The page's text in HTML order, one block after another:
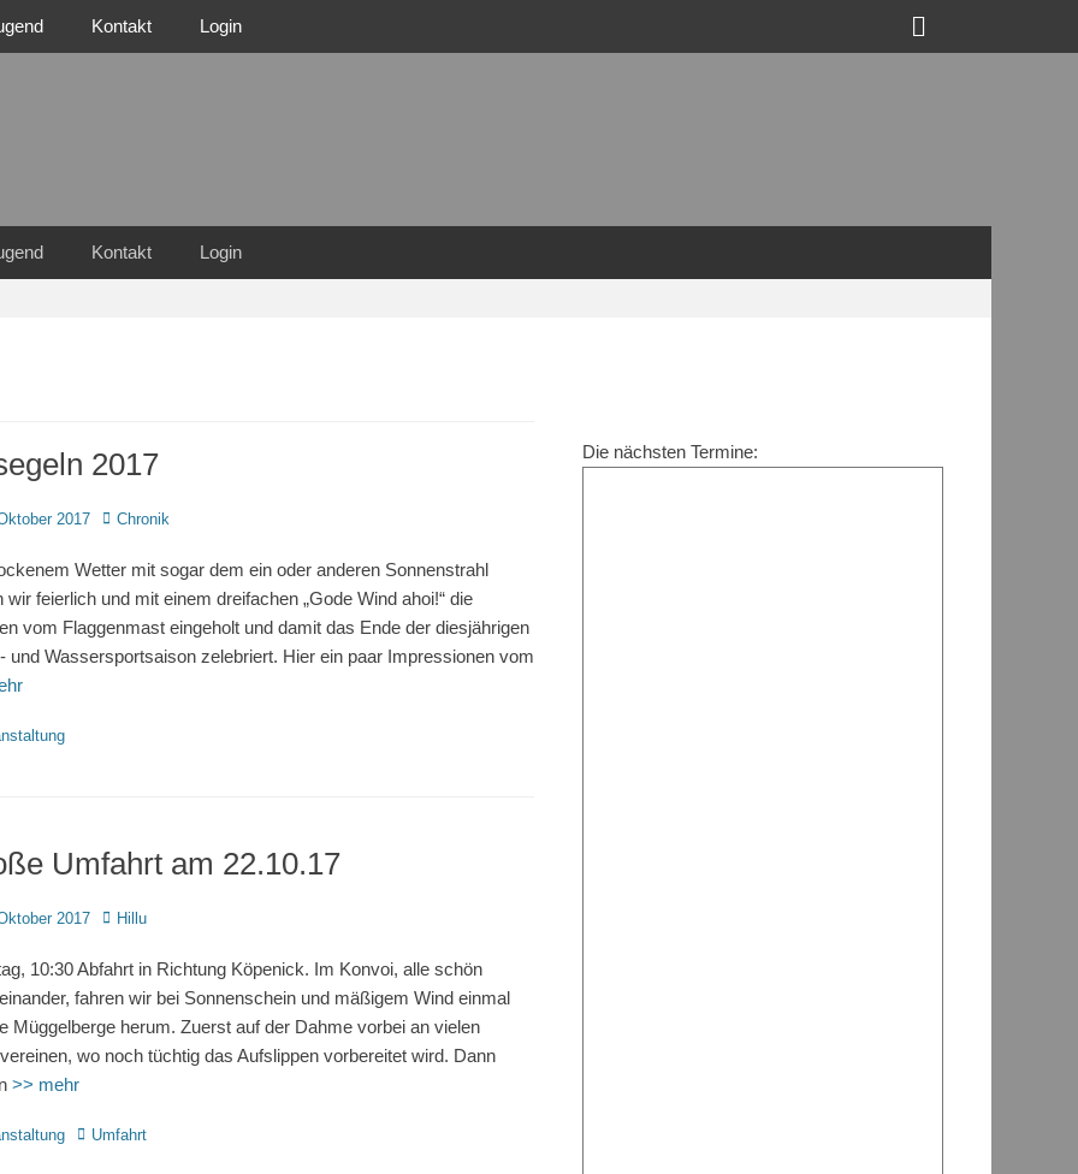
Kontakt Login
Kontakt Login
2017
2017 Autor
Chronik
Wetter mit sogar dem ein oder anderen Sonnenstrahl
wir feierlich und mit einem dreifachen „Gode Wind ahoi!“ die
vom Flaggenmast eingeholt und damit das Ende der diesjährigen
und Wassersportsaison zelebriert. Hier ein paar Impressionen vom
Umfahrt am 22.10.17
2017 Autor
Hillu
10:30 Abfahrt in Richtung Köpenick. Im Konvoi, alle schön
fahren wir bei Sonnenschein und mäßigem Wind einmal
Müggelberge herum. Zuerst auf der Dahme vorbei an vielen
wo noch tüchtig das Aufslippen vorbereitet wird. Dann
>> mehr
Schlagworte
Umfahrt
Die nächsten Termine: